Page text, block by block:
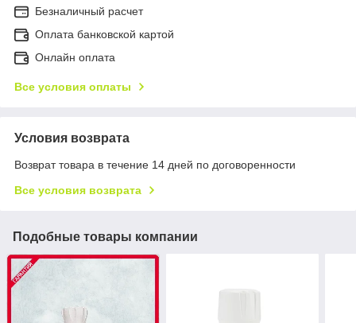
Безналичный расчет
Оплата банковской картой
Онлайн оплата
Все условия оплаты
Условия возврата
Возврат товара в течение 14 дней по договоренности
Все условия возврата
Подобные товары компании